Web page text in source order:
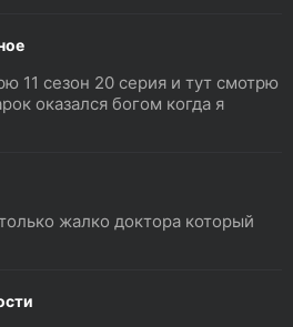
11 сезон 20 серия и тут смотрю
оказался богом когда я
жалко доктора который